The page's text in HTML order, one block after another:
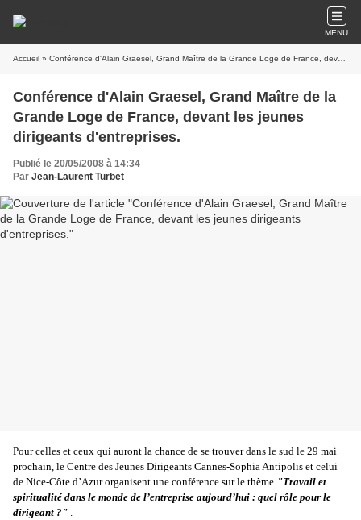
MENU
Accueil » Conférence d'Alain Graesel, Grand Maître de la Grande Loge de France, devant les jeunes dirigeants d'entreprises.
Conférence d'Alain Graesel, Grand Maître de la
Grande Loge de France, devant les jeunes
dirigeants d'entreprises.
Publié le 20/05/2008 à 14:34
Par Jean-Laurent Turbet
Pour celles et ceux qui auront la chance de se trouver dans le sud le 29 mai
prochain, le Centre des Jeunes Dirigeants Cannes-Sophia Antipolis et celui
de Nice-Côte d’Azur organisent une conférence sur le thème "Travail et
spiritualité dans le monde de l’entreprise aujourd’hui : quel rôle pour le
dirigeant ?" .